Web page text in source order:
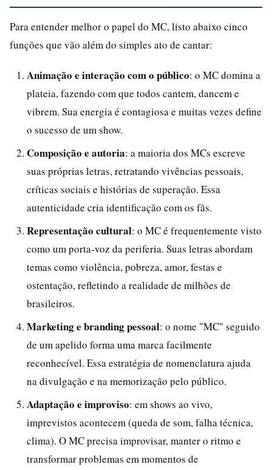
Para entender melhor o papel do MC, listo abaixo cinco
funções que vão além do simples ato de cantar:
Animação e interação com o público: o MC domina a
plateia, fazendo com que todos cantem, dancem e
vibrem. Sua energia é contagiosa e muitas vezes define
o sucesso de um show.
Composição e autoria: a maioria dos MCs escreve
suas próprias letras, retratando vivências pessoais,
críticas sociais e histórias de superação. Essa
autenticidade cria identificação com os fãs.
Representação cultural: o MC é frequentemente visto
como um porta-voz da periferia. Suas letras abordam
temas como violência, pobreza, amor, festas e
ostentação, refletindo a realidade de milhões de
brasileiros.
Marketing e branding pessoal: o nome "MC" seguido
de um apelido forma uma marca facilmente
reconhecível. Essa estratégia de nomenclatura ajuda
na divulgação e na memorização pelo público.
Adaptação e improviso: em shows ao vivo,
imprevistos acontecem (queda de som, falha técnica,
clima). O MC precisa improvisar, manter o ritmo e
transformar problemas em momentos de